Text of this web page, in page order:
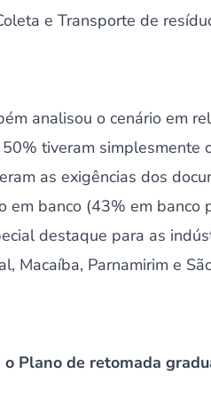
e Transporte de
analisou o cenário em
tiveram simplesmente
as exigências dos
em banco (43% em
destaque para as
Macaíba, Parnamirim e
o Plano de retomada